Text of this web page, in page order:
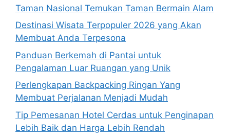
Taman Nasional Temukan Taman Bermain Alam
Destinasi Wisata Terpopuler 2026 yang Akan
Membuat Anda Terpesona
Panduan Berkemah di Pantai untuk
Pengalaman Luar Ruangan yang Unik
Perlengkapan Backpacking Ringan Yang
Membuat Perjalanan Menjadi Mudah
Tip Pemesanan Hotel Cerdas untuk Penginapan
Lebih Baik dan Harga Lebih Rendah